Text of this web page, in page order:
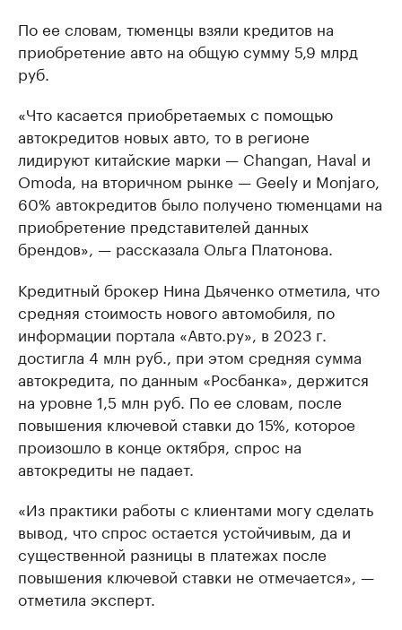
По ее словам, тюменцы взяли кредитов на
приобретение авто на общую сумму 5,9 млрд
руб.
«Что касается приобретаемых с помощью
автокредитов новых авто, то в регионе
лидируют китайские марки — Changan, Haval и
Omoda, на вторичном рынке — Geely и Мonjaro,
60% автокредитов было получено тюменцами на
приобретение представителей данных
брендов», — рассказала Ольга Платонова.
Кредитный брокер Нина Дьяченко отметила, что
средняя стоимость нового автомобиля, по
информации портала «Авто.ру», в 2023 г.
достигла 4 млн руб., при этом средняя сумма
автокредита, по данным «Росбанка», держится
на уровне 1,5 млн руб. По ее словам, после
повышения ключевой ставки до 15%, которое
произошло в конце октября, спрос на
автокредиты не падает.
«Из практики работы с клиентами могу сделать
вывод, что спрос остается устойчивым, да и
существенной разницы в платежах после
повышения ключевой ставки не отмечается», —
отметила эксперт.